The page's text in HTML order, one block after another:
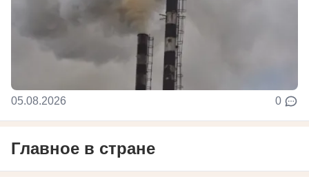
05.08.2026 0
Главное в стране